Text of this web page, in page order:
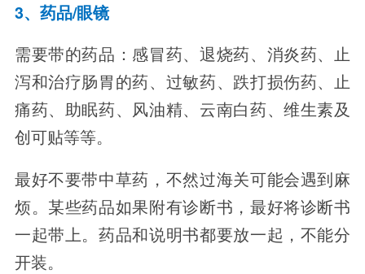
3、药品/眼镜
需要带的药品：感冒药、退烧药、消炎药、止
泻和治疗肠胃的药、过敏药、跌打损伤药、止
痛药、助眠药、风油精、云南白药、维生素及
创可贴等等。
最好不要带中草药，不然过海关可能会遇到麻
烦。某些药品如果附有诊断书，最好将诊断书
一起带上。药品和说明书都要放一起，不能分
开装。